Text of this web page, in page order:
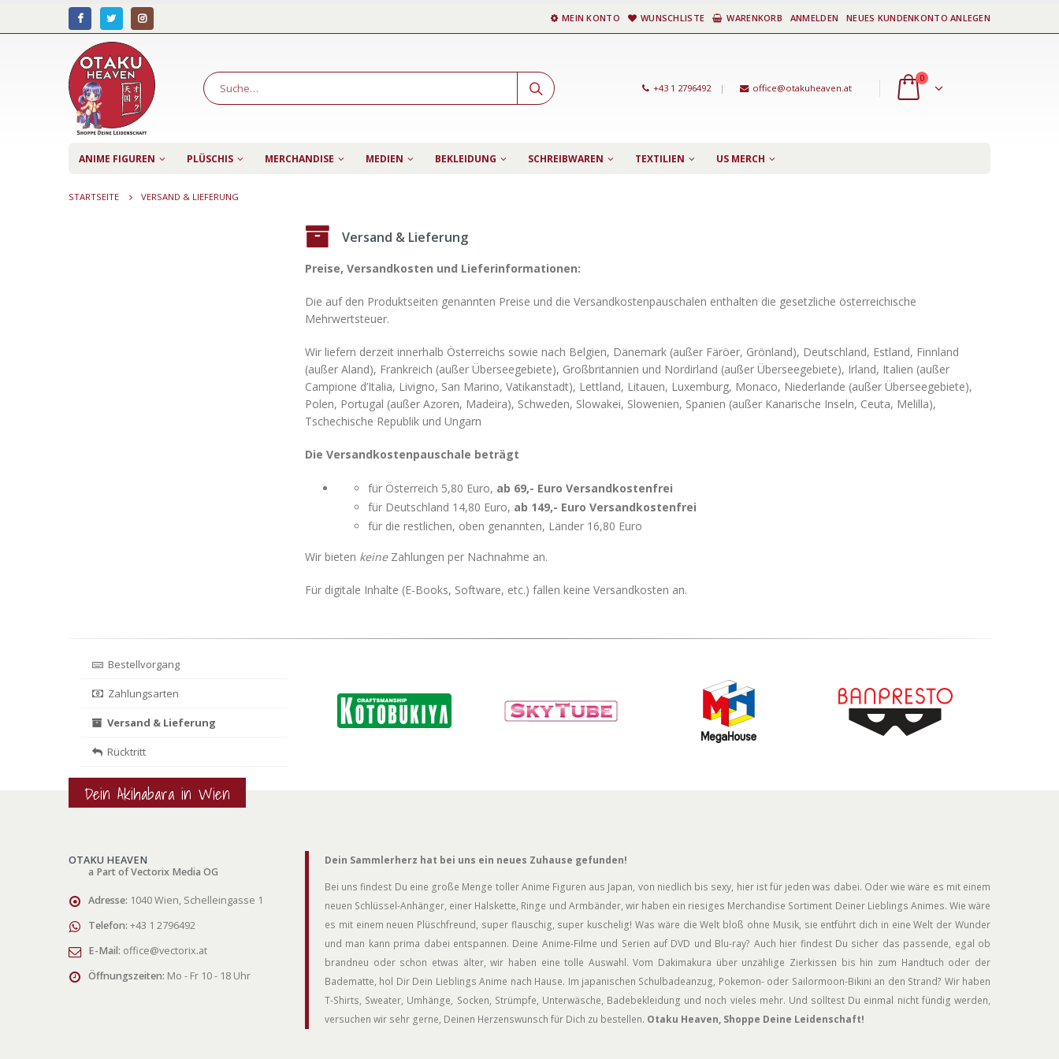
MEIN KONTO WUNSCHLISTE WARENKORB ANMELDEN NEUES KUNDENKONTO ANLEGEN
+43 1 2796492 | office@otakuheaven.at
0
ANIME FIGUREN PLÜSCHIS MERCHANDISE MEDIEN BEKLEIDUNG SCHREIBWAREN TEXTILIEN US MERCH
STARTSEITE VERSAND & LIEFERUNG
Versand & Lieferung
Preise, Versandkosten und Lieferinformationen:
Die auf den Produktseiten genannten Preise und die Versandkostenpauschalen enthalten die gesetzliche österreichische
Mehrwertsteuer.
Wir liefern derzeit innerhalb Österreichs sowie nach Belgien, Dänemark (außer Färöer, Grönland), Deutschland, Estland, Finnland
(außer Aland), Frankreich (außer Überseegebiete), Großbritannien und Nordirland (außer Überseegebiete), Irland, Italien (außer
Campione d’Italia, Livigno, San Marino, Vatikanstadt), Lettland, Litauen, Luxemburg, Monaco, Niederlande (außer Überseegebiete),
Polen, Portugal (außer Azoren, Madeira), Schweden, Slowakei, Slowenien, Spanien (außer Kanarische Inseln, Ceuta, Melilla),
Tschechische Republik und Ungarn
Die Versandkostenpauschale beträgt
für Österreich 5,80 Euro, ab 69,- Euro Versandkostenfrei
für Deutschland 14,80 Euro, ab 149,- Euro Versandkostenfrei
für die restlichen, oben genannten, Länder 16,80 Euro
Wir bieten keineZahlungen per Nachnahme an.
Für digitale Inhalte (E-Books, Software, etc.) fallen keine Versandkosten an.
Bestellvorgang
Zahlungsarten
Versand & Lieferung
Rücktritt
Dein Akihabara in Wien
OTAKU HEAVEN
a Part of Vectorix Media OG
Adresse: 1040 Wien, Schelleingasse 1
Telefon: +43 1 2796492
E-Mail: office@vectorix.at
Öffnungszeiten: Mo - Fr 10 - 18 Uhr
Dein Sammlerherz hat bei uns ein neues Zuhause gefunden!
Bei uns findest Du eine große Menge toller Anime Figuren aus Japan, von niedlich bis sexy, hier ist für jeden was dabei. Oder wie wäre es mit einem
neuen Schlüssel-Anhänger, einer Halskette, Ringe und Armbänder, wir haben ein riesiges Merchandise Sortiment Deiner Lieblings Animes. Wie wäre
es mit einem neuen Plüschfreund, super flauschig, super kuschelig! Was wäre die Welt bloß ohne Musik, sie entführt dich in eine Welt der Wunder
und man kann prima dabei entspannen. Deine Anime-Filme und Serien auf DVD und Blu-ray? Auch hier findest Du sicher das passende, egal ob
brandneu oder schon etwas älter, wir haben eine tolle Auswahl. Vom Dakimakura über unzählige Zierkissen bis hin zum Handtuch oder der
Badematte, hol Dir Dein Lieblings Anime nach Hause. Im japanischen Schulbadeanzug, Pokemon- oder Sailormoon-Bikini an den Strand? Wir haben
T-Shirts, Sweater, Umhänge, Socken, Strümpfe, Unterwäsche, Badebekleidung und noch vieles mehr. Und solltest Du einmal nicht fündig werden,
versuchen wir sehr gerne, Deinen Herzenswunsch für Dich zu bestellen. Otaku Heaven, Shoppe Deine Leidenschaft!